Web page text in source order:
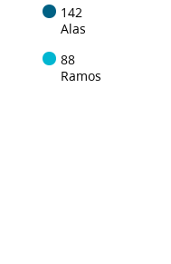
142
Alas
88
Ramos